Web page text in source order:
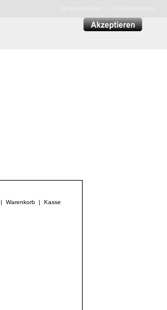
| Warenkorb | Kasse